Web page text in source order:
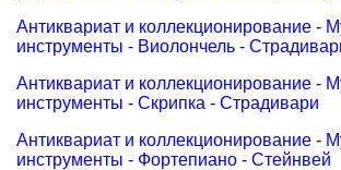
Антиквариат и коллекционирование -
инструменты - Виолончель -
Антиквариат и коллекционирование -
инструменты - Скрипка - Страдивари
Антиквариат и коллекционирование -
инструменты - Фортепиано - Стейнвей